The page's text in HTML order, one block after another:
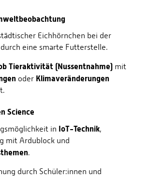
Eichhörnchen bei der
eine smarte Futterstelle.
Tieraktivität (Nussentnahme) mit
oder Klimaveränderungen
Science
in IoT-Technik,
mit Ardublock und
.
durch Schüler:innen und